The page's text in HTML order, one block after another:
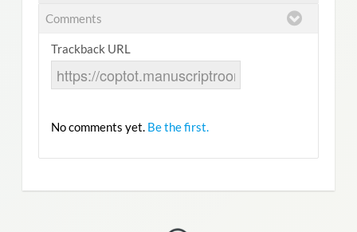
Comments
Trackback URL
No comments yet. Be the first.